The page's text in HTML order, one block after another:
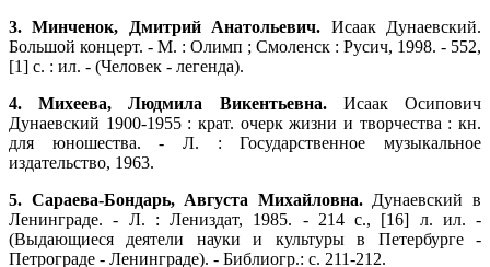
3. Минченок, Дмитрий Анатольевич. Исаак Дунаевский.
Большой концерт. - М. : Олимп ; Смоленск : Русич, 1998. - 552,
[1] с. : ил. - (Человек - легенда).
4. Михеева, Людмила Викентьевна.Исаак Осипович
Дунаевский 1900-1955 : крат. очерк жизни и творчества : кн.
для юношества. - Л. : Государственное музыкальное
издательство, 1963.
5. Сараева-Бондарь, Августа Михайловна.Дунаевский в
Ленинграде. - Л. : Лениздат, 1985. - 214 с., [16] л. ил. -
(Выдающиеся деятели науки и культуры в Петербурге -
Петрограде - Ленинграде). - Библиогр.: с. 211-212.